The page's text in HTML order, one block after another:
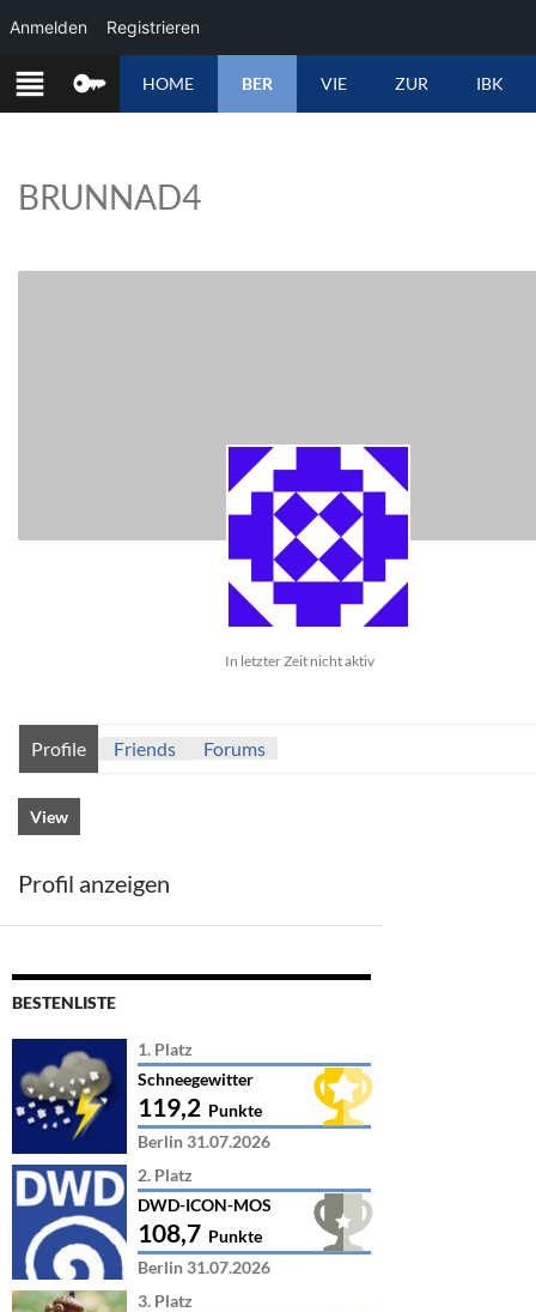
ZUM
INHALT
HOME BER VIE ZUR IBK
BRUNNAD4
In letzter Zeit nicht aktiv
Profile Friends Forums
View
Profil anzeigen
BESTENLISTE
1. Platz
Schneegewitter
119,2 Punkte
Berlin 31.07.2026
2. Platz
DWD-ICON-MOS
108,7 Punkte
Berlin 31.07.2026
3. Platz
Anmelden Registrieren